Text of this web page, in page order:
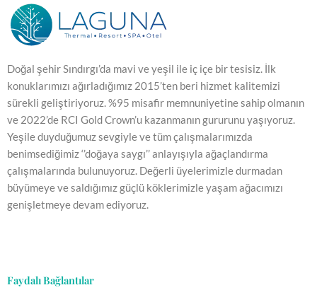
Doğal şehir Sındırgı’da mavi ve yeşil ile iç içe bir tesisiz. İlk
konuklarımızı ağırladığımız 2015’ten beri hizmet kalitemizi
sürekli geliştiriyoruz. %95 misafir memnuniyetine sahip olmanın
ve 2022’de RCI Gold Crown’u kazanmanın gururunu yaşıyoruz.
Yeşile duyduğumuz sevgiyle ve tüm çalışmalarımızda
benimsediğimiz ‘’doğaya saygı’’ anlayışıyla ağaçlandırma
çalışmalarında bulunuyoruz. Değerli üyelerimizle durmadan
büyümeye ve saldığımız güçlü köklerimizle yaşam ağacımızı
genişletmeye devam ediyoruz.
Faydalı Bağlantılar